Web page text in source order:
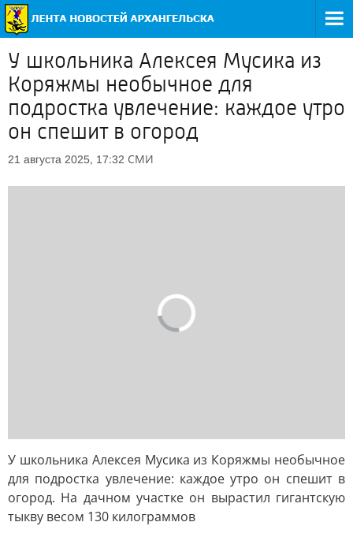
У школьника Алексея Мусика из
Коряжмы необычное для
подростка увлечение: каждое утро
он спешит в огород
21 августа 2025, 17:32 СМИ
У школьника Алексея Мусика из Коряжмы необычное
для подростка увлечение: каждое утро он спешит в
огород. На дачном участке он вырастил гигантскую
тыкву весом 130 килограммов